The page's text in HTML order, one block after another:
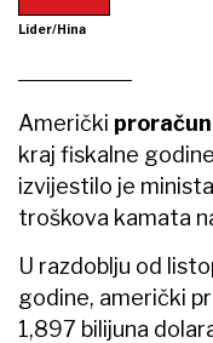
Lider/Hina
Američki
kraj fiskalne
izvijestilo je
troškova kamata
U razdoblju od
godine, američki
1,897 bilijuna